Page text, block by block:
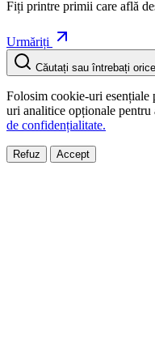
Fiți printre primii care află
Urmăriți
Căutați sau întrebați
Folosim cookie-uri
uri analitice opționale pentru
de confidențialitate.
Refuz Accept